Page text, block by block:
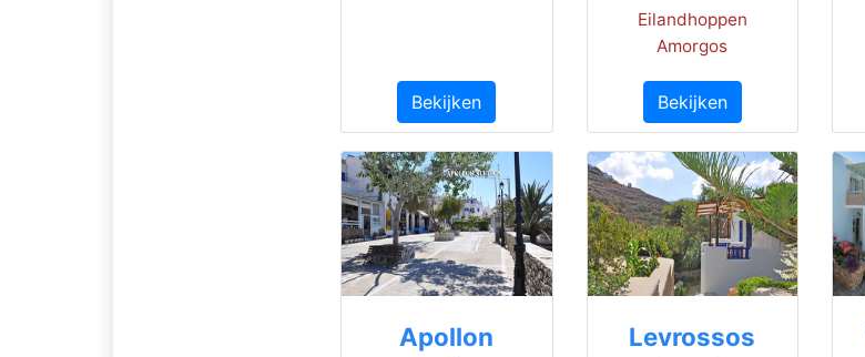
Bekijken
Eilandhoppen
Amorgos
Bekijken
Apollon
Levrossos